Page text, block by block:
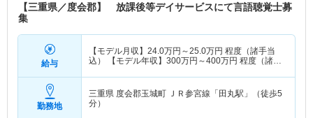
【三重県／度会郡】 放課後等デイサービスにて言語聴覚士募
集
給与
【モデル月収】 24.0万円～25.0万円 程度（諸手当
込） 【モデル年収】 300万円～400万円 程度（諸手
勤務地
三重県 度会郡玉城町 ＪＲ参宮線「田丸駅」（徒歩5
分）